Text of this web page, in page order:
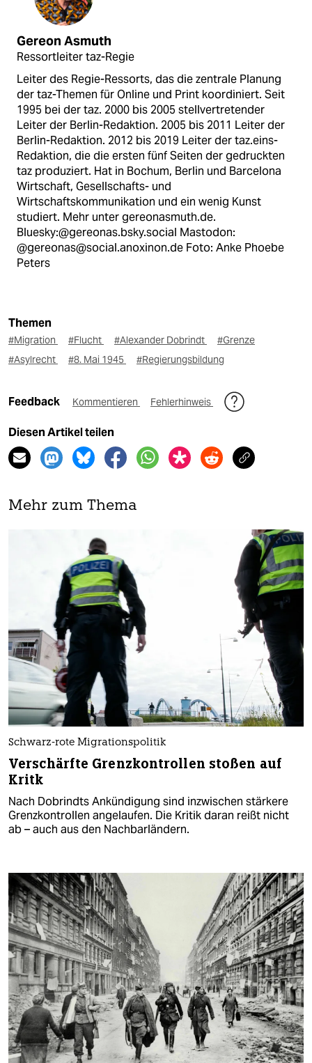
Gereon Asmuth
Ressortleiter taz-Regie
Leiter des Regie-Ressorts, das die zentrale Planung
der taz-Themen für Online und Print koordiniert. Seit
1995 bei der taz. 2000 bis 2005 stellvertretender
Leiter der Berlin-Redaktion. 2005 bis 2011 Leiter der
Berlin-Redaktion. 2012 bis 2019 Leiter der taz.eins-
Redaktion, die die ersten fünf Seiten der gedruckten
taz produziert. Hat in Bochum, Berlin und Barcelona
Wirtschaft, Gesellschafts- und
Wirtschaftskommunikation und ein wenig Kunst
studiert. Mehr unter gereonasmuth.de.
Bluesky:@gereonas.bsky.social Mastodon:
@gereonas@social.anoxinon.de Foto: Anke Phoebe
Peters
Themen
#Migration #Flucht #Alexander Dobrindt
#Grenze
#Asylrecht
#8. Mai 1945 #Regierungsbildung
Feedback Kommentieren Fehlerhinweis
Diesen Artikel teilen
Mehr zum Thema
Schwarz-rote Migrationspolitik
Verschärfte Grenzkontrollen stoßen auf
Kritk
Nach Dobrindts Ankündigung sind inzwischen stärkere
Grenzkontrollen angelaufen. Die Kritik daran reißt nicht
ab – auch aus den Nachbarländern.